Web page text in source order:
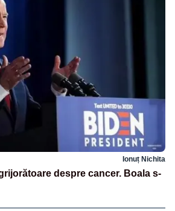
Ionuț Nichita
despre cancer. Boala s-